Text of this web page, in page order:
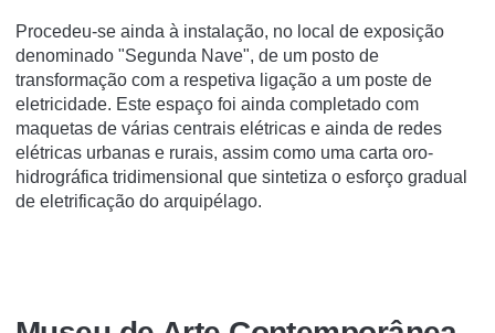
Procedeu-se ainda à instalação, no local de exposição
denominado "Segunda Nave", de um posto de
transformação com a respetiva ligação a um poste de
eletricidade. Este espaço foi ainda completado com
maquetas de várias centrais elétricas e ainda de redes
elétricas urbanas e rurais, assim como uma carta oro-
hidrográfica tridimensional que sintetiza o esforço gradual
de eletrificação do arquipélago.